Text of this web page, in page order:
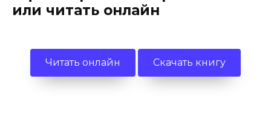
или читать онлайн
Читать онлайн Скачать книгу